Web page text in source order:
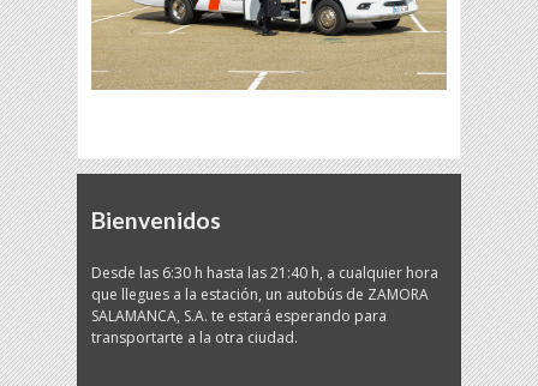
Bienvenidos
Desde las 6:30 h hasta las 21:40 h, a cualquier hora
que llegues a la estación, un autobús de ZAMORA
SALAMANCA, S.A. te estará esperando para
transportarte a la otra ciudad.